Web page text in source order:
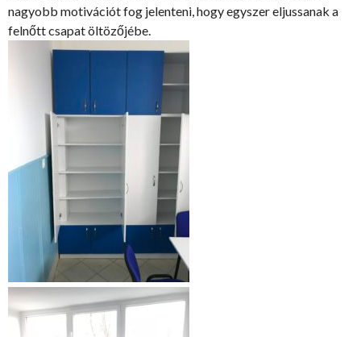
nagyobb motivációt fog jelenteni, hogy egyszer eljussanak a
felnőtt csapat öltözőjébe.